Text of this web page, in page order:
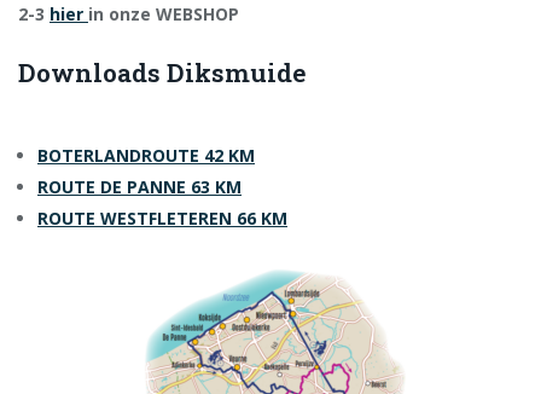
2-3 hier in onze WEBSHOP
Downloads Diksmuide
BOTERLANDROUTE 42 KM
ROUTE DE PANNE 63 KM
ROUTE WESTFLETEREN 66 KM